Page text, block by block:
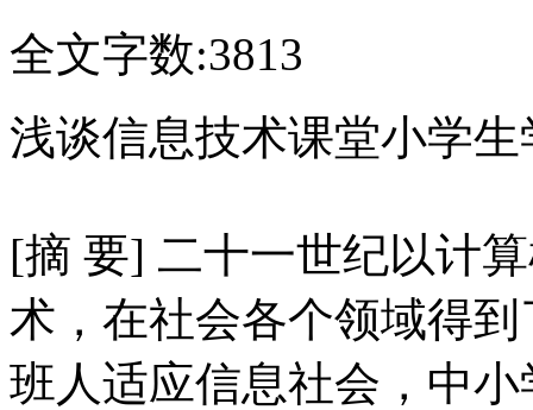
全文字数:3813
浅谈信息技术课堂小学
[摘 要] 二十一世纪以计
术，在社会各个领域得
班人适应信息社会，中